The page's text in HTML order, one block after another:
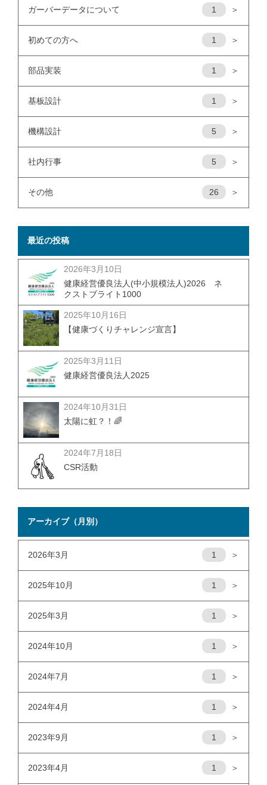
ガーバーデータについて 1 ＞
初めての方へ 1 ＞
部品実装 1 ＞
基板設計 1 ＞
機構設計 5 ＞
社内行事 5 ＞
その他 26 ＞
最近の投稿
健康経営優良法人(中小規模法人)2026 ネ
クストブライト1000
2026年3月10日
【健康づくりチャレンジ宣言】
2025年10月16日
健康経営優良法人2025
2025年3月11日
太陽に虹？！🌈
2024年10月31日
CSR活動
2024年7月18日
アーカイブ（月別）
2026年3月 1 ＞
2025年10月 1 ＞
2025年3月 1 ＞
2024年10月 1 ＞
2024年7月 1 ＞
2024年4月 1 ＞
2023年9月 1 ＞
2023年4月 1 ＞